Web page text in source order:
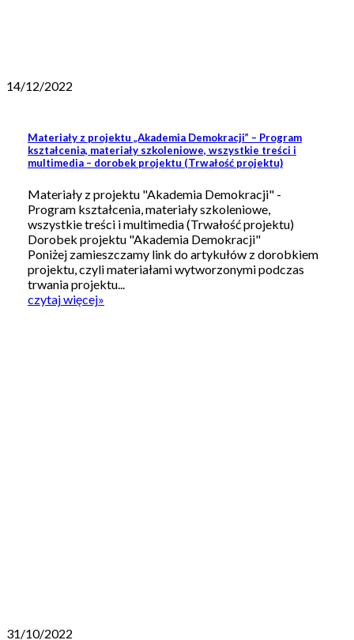
14/12/2022
Materiały z projektu „Akademia Demokracji” – Program
kształcenia, materiały szkoleniowe, wszystkie treści i
multimedia – dorobek projektu (Trwałość projektu)
Materiały z projektu "Akademia Demokracji" -
Program kształcenia, materiały szkoleniowe,
wszystkie treści i multimedia (Trwałość projektu)
Dorobek projektu "Akademia Demokracji"
Poniżej zamieszczamy link do artykułów z dorobkiem
projektu, czyli materiałami wytworzonymi podczas
trwania projektu...
czytaj więcej»
31/10/2022